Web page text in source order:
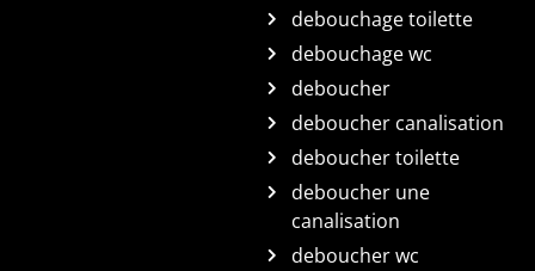
debouchage toilette
debouchage wc
deboucher
deboucher canalisation
deboucher toilette
deboucher une
canalisation
deboucher wc